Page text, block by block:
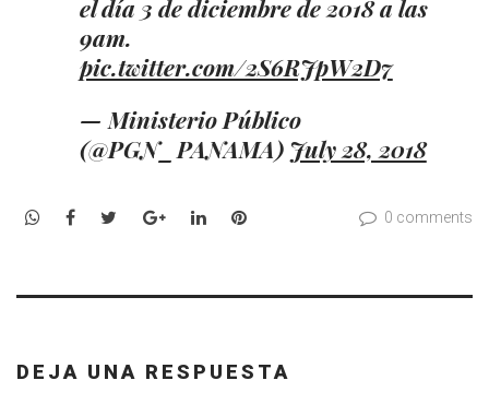
el día 3 de diciembre de 2018 a las
9am.
pic.twitter.com/2S6RJpW2D7
— Ministerio Público
(@PGN_PANAMA) July 28, 2018
WhatsApp
Facebook
TwitterGoogle+LinkedInPinterest 0 comments
DEJA UNA RESPUESTA